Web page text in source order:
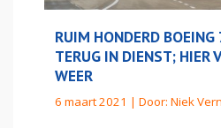
RUIM HONDERD
TERUG IN DIENST; HIER
WEER
6 maart 2021 | Door: Niek